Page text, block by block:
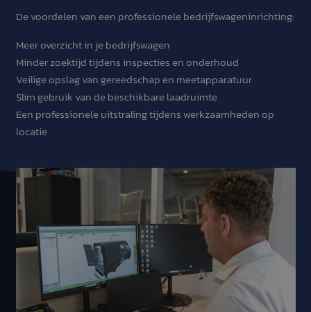
De voordelen van een professionele bedrijfswageninrichting:
Meer overzicht in je bedrijfswagen
Minder zoektijd tijdens inspecties en onderhoud
Veilige opslag van gereedschap en meetapparatuur
Slim gebruik van de beschikbare laadruimte
Een professionele uitstraling tijdens werkzaamheden op
locatie